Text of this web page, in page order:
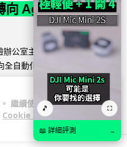
繼續使用
Cookie 政
向 Agent 全自動操
公室主管兼副總裁 Jay Kim
自動化 Agent...
🎵 ⛶
📖 詳細評測 →